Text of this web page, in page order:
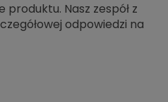
Nasz zespół z
odpowiedzi na